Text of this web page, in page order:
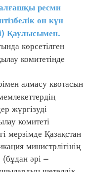
ресми
он күн
Қаулысымен.
көрсетілген
комитетінде
алмасу квотасын
жүргізуді
комитеті
мерзімде Қазақстан
министрлігінің
(бұдан әрі –